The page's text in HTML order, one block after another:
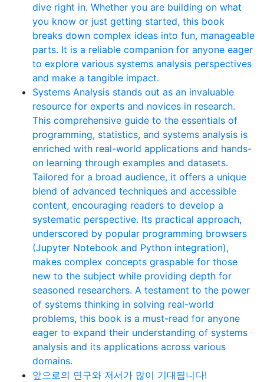
dive right in. Whether you are building on what
you know or just getting started, this book
breaks down complex ideas into fun, manageable
parts. It is a reliable companion for anyone eager
to explore various systems analysis perspectives
and make a tangible impact.
Systems Analysis stands out as an invaluable
resource for experts and novices in research.
This comprehensive guide to the essentials of
programming, statistics, and systems analysis is
enriched with real-world applications and hands-
on learning through examples and datasets.
Tailored for a broad audience, it offers a unique
blend of advanced techniques and accessible
content, encouraging readers to develop a
systematic perspective. Its practical approach,
underscored by popular programming browsers
(Jupyter Notebook and Python integration),
makes complex concepts graspable for those
new to the subject while providing depth for
seasoned researchers. A testament to the power
of systems thinking in solving real-world
problems, this book is a must-read for anyone
eager to expand their understanding of systems
analysis and its applications across various
domains.
앞으로의 연구와 저서가 많이 기대됩니다!